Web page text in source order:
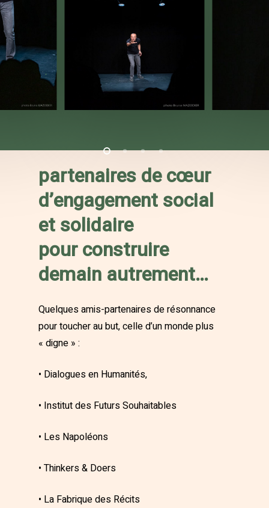
partenaires de cœur
d’engagement social
et solidaire
pour construire
demain autrement…
Quelques amis-partenaires de résonnance
pour toucher au but, celle d’un monde plus
« digne » :
• Dialogues en Humanités,
• Institut des Futurs Souhaitables
• Les Napoléons
• Thinkers & Doers
• La Fabrique des Récits